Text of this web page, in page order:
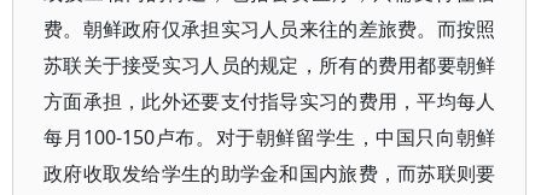
费。朝鲜政府仅承担实习人员来往的差旅费。而按照
苏联关于接受实习人员的规定，所有的费用都要朝鲜
方面承担，此外还要支付指导实习的费用，平均每人
每月100-150卢布。对于朝鲜留学生，中国只向朝鲜
政府收取发给学生的助学金和国内旅费，而苏联则要